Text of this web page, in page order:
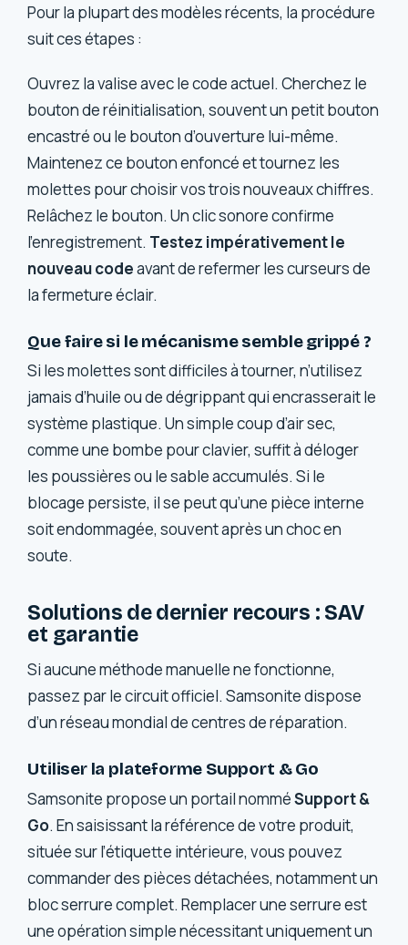
Pour la plupart des modèles récents, la procédure
suit ces étapes :
Ouvrez la valise avec le code actuel. Cherchez le
bouton de réinitialisation, souvent un petit bouton
encastré ou le bouton d’ouverture lui-même.
Maintenez ce bouton enfoncé et tournez les
molettes pour choisir vos trois nouveaux chiffres.
Relâchez le bouton. Un clic sonore confirme
l’enregistrement. Testez impérativement le
nouveau codeavant de refermer les curseurs de
la fermeture éclair.
Que faire si le mécanisme semble grippé ?
Si les molettes sont difficiles à tourner, n’utilisez
jamais d’huile ou de dégrippant qui encrasserait le
système plastique. Un simple coup d’air sec,
comme une bombe pour clavier, suffit à déloger
les poussières ou le sable accumulés. Si le
blocage persiste, il se peut qu’une pièce interne
soit endommagée, souvent après un choc en
soute.
Solutions de dernier recours : SAV
et garantie
Si aucune méthode manuelle ne fonctionne,
passez par le circuit officiel. Samsonite dispose
d’un réseau mondial de centres de réparation.
Utiliser la plateforme Support & Go
Samsonite propose un portail nomméSupport &
Go. En saisissant la référence de votre produit,
située sur l’étiquette intérieure, vous pouvez
commander des pièces détachées, notamment un
bloc serrure complet. Remplacer une serrure est
une opération simple nécessitant uniquement un